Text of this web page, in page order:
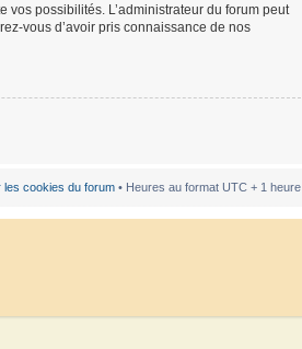
vos possibilités. L’administrateur du forum peut
vous d’avoir pris connaissance de nos
les cookies du forum • Heures au format UTC + 1 heure